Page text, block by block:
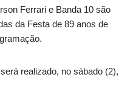
Ferrari e Banda 10 são
da Festa de 89 anos de
realizado, no sábado (2),